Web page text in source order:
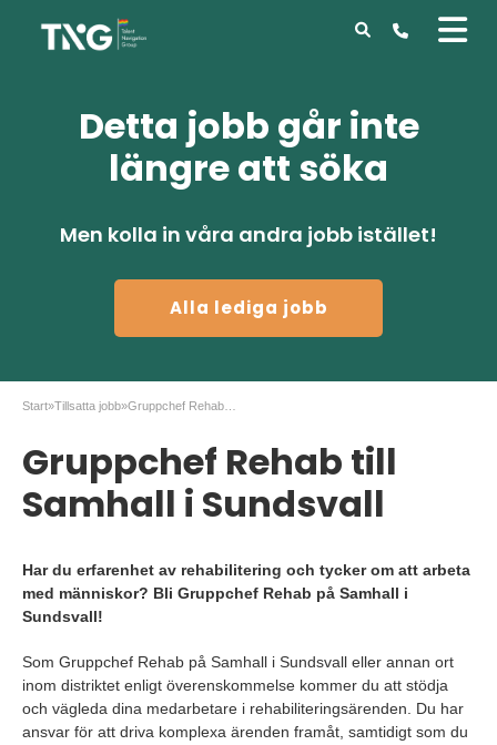
Detta jobb går inte
längre att söka
Men kolla in våra andra jobb istället!
Alla lediga jobb
Start»Tillsatta jobb»
Gruppchef Rehab till
Samhall i Sundsvall
Har du erfarenhet av rehabilitering och tycker om att arbeta
med människor? Bli Gruppchef Rehab på Samhall i
Sundsvall!
Som Gruppchef Rehab på Samhall i Sundsvall eller annan ort
inom distriktet enligt överenskommelse kommer du att stödja
och vägleda dina medarbetare i rehabiliteringsärenden. Du har
ansvar för att driva komplexa ärenden framåt, samtidigt som du